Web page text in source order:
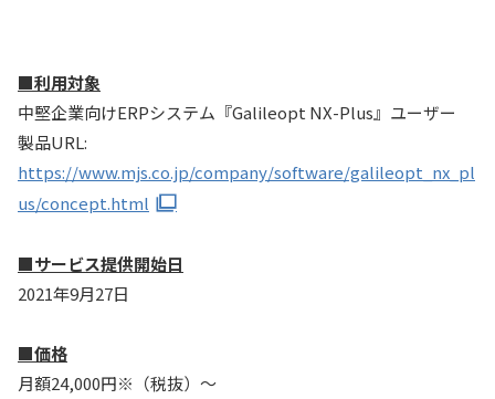
■利用対象
中堅企業向けERPシステム『Galileopt NX-Plus』ユーザー
製品URL:
https://www.mjs.co.jp/company/software/galileopt_nx_pl
us/concept.html
■サービス提供開始日
2021年9月27日
■価格
月額24,000円※（税抜）～